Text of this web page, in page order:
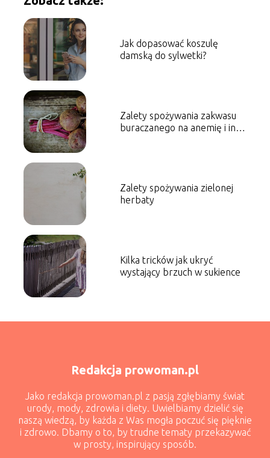
Jak dopasować koszulę
damską do sylwetki?
Zalety spożywania zakwasu
buraczanego na anemię i inne
Zalety spożywania zielonej
herbaty
Kilka tricków jak ukryć
wystający brzuch w sukience
Redakcja prowoman.pl
Jako redakcja prowoman.pl z pasją zgłębiamy świat
urody, mody, zdrowia i diety. Uwielbiamy dzielić się
naszą wiedzą, by każda z Was mogła poczuć się pięknie
i zdrowo. Dbamy o to, by trudne tematy przekazywać
w prosty, inspirujący sposób.